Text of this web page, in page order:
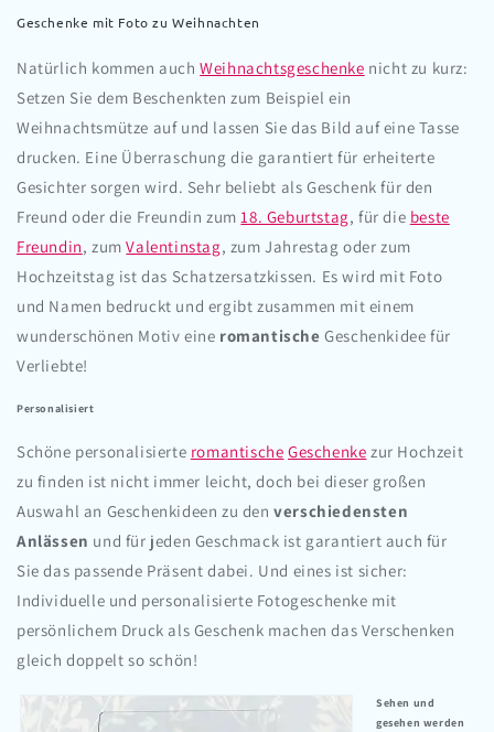
Geschenke mit Foto zu Weihnachten
Natürlich kommen auchWeihnachtsgeschenke nicht zu kurz:
Setzen Sie dem Beschenkten zum Beispiel ein
Weihnachtsmütze auf und lassen Sie das Bild auf eine Tasse
drucken. Eine Überraschung die garantiert für erheiterte
Gesichter sorgen wird. Sehr beliebt als Geschenk für den
Freund oder die Freundin zum 18. Geburtstag, für die beste
Freundin, zumValentinstag, zum Jahrestag oder zum
Hochzeitstag ist das Schatzersatzkissen. Es wird mit Foto
und Namen bedruckt und ergibt zusammen mit einem
wunderschönen Motiv eine romantische Geschenkidee für
Verliebte!
Personalisiert
Schöne personalisierte romantische Geschenke zur Hochzeit
zu finden ist nicht immer leicht, doch bei dieser großen
Auswahl an Geschenkideen zu denverschiedensten
Anlässen und für jeden Geschmack ist garantiert auch für
Sie das passende Präsent dabei. Und eines ist sicher:
Individuelle und personalisierte Fotogeschenke mit
persönlichem Druck als Geschenk machen das Verschenken
gleich doppelt so schön!
Sehen und
gesehen werden